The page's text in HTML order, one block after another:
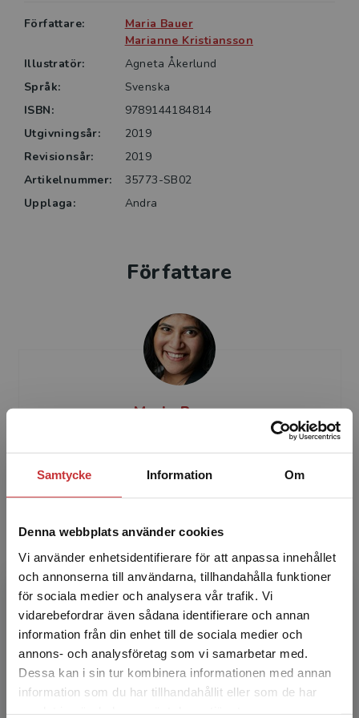
Samtycke Information Om
Denna webbplats använder cookies
Vi använder enhetsidentifierare för att anpassa innehållet
och annonserna till användarna, tillhandahålla funktioner
för sociala medier och analysera vår trafik. Vi
vidarebefordrar även sådana identifierare och annan
information från din enhet till de sociala medier och
annons- och analysföretag som vi samarbetar med.
Dessa kan i sin tur kombinera informationen med annan
information som du har tillhandahållit eller som de har
Begränsad fraktregion
Det verkar som att du besöker
vardagsarbetet för enskilda medarbetare och
arbetslag, men riktar sig även till
organisationsutvecklare och ledare inom
organisationer och myndigheter.
Författare:
Maria Bauer
Marianne Kristiansson
Illustratör:
Agneta Åkerlund
Språk:
Svenska
ISBN:
9789144184814
Utgivningsår:
2019
Revisionsår:
2019
Artikelnummer:
35773-SB02
Upplaga:
Andra
Författare
Maria Bauer
Maria Bauer är beteendevetare med inriktning
på psykologi. Hon började sin yrkesverksamma
Marianne Kristiansson
Marianne Kristiansson, professor emerita,